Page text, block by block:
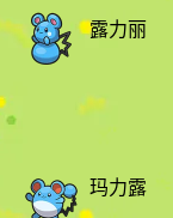
露力丽
玛力露